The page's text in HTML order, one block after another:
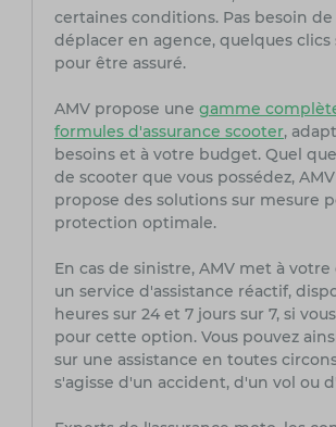
certaines conditions. Pas besoin de
déplacer en agence, quelques clics
pour être assuré.
AMV propose une gamme
formules d'assurance scooter,
besoins et à votre budget. Quel
de scooter que vous possédez,
propose des solutions sur mesure
protection optimale.
En cas de sinistre, AMV met à
un service d'assistance réactif,
heures sur 24 et 7 jours sur 7, si
pour cette option. Vous pouvez
sur une assistance en toutes
s'agisse d'un accident, d'un vol ou